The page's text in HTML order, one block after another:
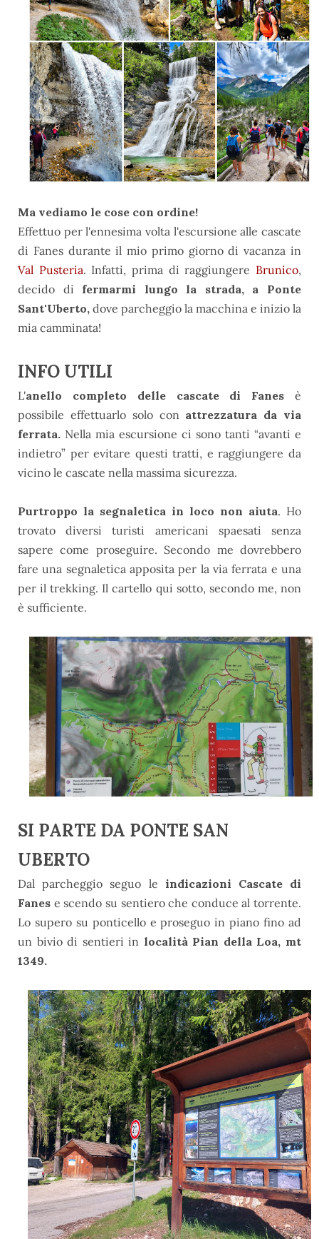
Ma vediamo le cose con ordine!
Effettuo per l'ennesima volta l'escursione alle cascate
di Fanes durante il mio primo giorno di vacanza in
Val Pusteria. Infatti, prima di raggiungere Brunico,
decido di fermarmi lungo la strada, a Ponte
Sant'Uberto, dove parcheggio la macchina e inizio la
mia camminata!
INFO UTILI
L'anello completo delle cascate di Fanes è
possibile effettuarlo solo con attrezzatura da via
ferrata. Nella mia escursione ci sono tanti “avanti e
indietro” per evitare questi tratti, e raggiungere da
vicino le cascate nella massima sicurezza.
Purtroppo la segnaletica in loco non aiuta. Ho
trovato diversi turisti americani spaesati senza
sapere come proseguire. Secondo me dovrebbero
fare una segnaletica apposita per la via ferrata e una
per il trekking. Il cartello qui sotto, secondo me, non
è sufficiente.
SI PARTE DA PONTE SAN
UBERTO
Dal parcheggio seguo le indicazioni Cascate di
Fanes e scendo su sentiero che conduce al torrente.
Lo supero su ponticello e proseguo in piano fino ad
un bivio di sentieri in località Pian della Loa, mt
1349.